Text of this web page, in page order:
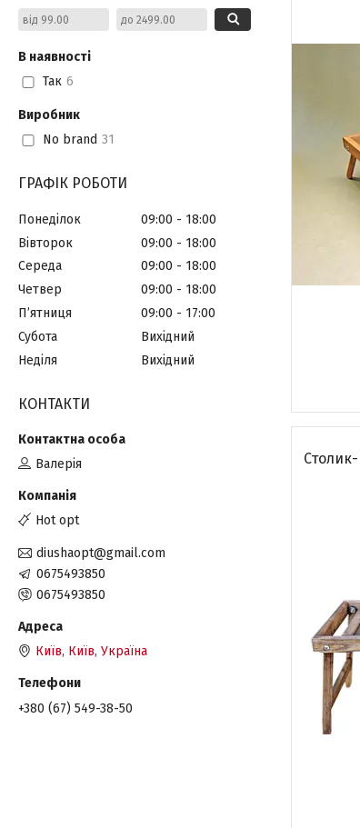
В наявності
Так 6
Виробник
No brand 31
ГРАФІК РОБОТИ
Понеділок 09:00
18:00
Вівторок
09:00
18:00
Середа
09:00
18:00
Четвер
09:00
18:00
Пʼятниця
09:00
17:00
Субота
Вихідний
Неділя
Вихідний
КОНТАКТИ
Валерія
Hot opt
diushaopt@gmail.com
0675493850
0675493850
Київ, Київ, Україна
+380 (67) 549-38-50